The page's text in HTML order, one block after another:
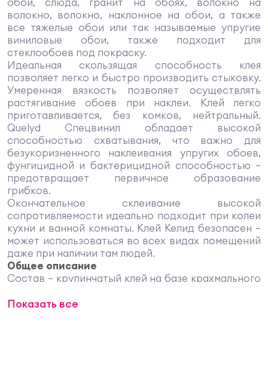
волокно, волокно, наклонное на обои, а также
все тяжелые обои или так называемые упругие
виниловые обои, также подходит для
стеклообоев под покраску.
Идеальная скользящая способность клея
позволяет легко и быстро производить стыковку.
Умеренная вязкость позволяет осуществлять
растягивание обоев при наклеи. Клей легко
приготавливается, без комков, нейтральный.
Quelyd Спецвинил обладает высокой
способностью схватывания, что важно для
безукоризненного наклеивания упругих обоев,
фунгицидной и бактерицидной способностью —
предотвращает первичное образование
грибков.
Окончательное склеивание высокой
сопротивляемости идеально подходит при колеи
кухни и ванной комнаты. Клей Келид безопасен —
может использоваться во всех видах помещений
даже при наличии там людей.
Общее описание
Состав — крупинчатый клей на базе крахмального
средней вязкости. Расход одного пакета — около
Показать все